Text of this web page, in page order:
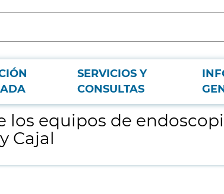
SERVICIOS Y
CONSULTAS
Olympus del Hospital Universitario Ramón y Cajal
equipos de
Cajal